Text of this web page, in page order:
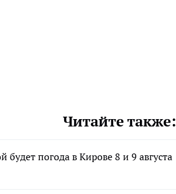
Читайте также:
будет погода в Кирове 8 и 9 августа